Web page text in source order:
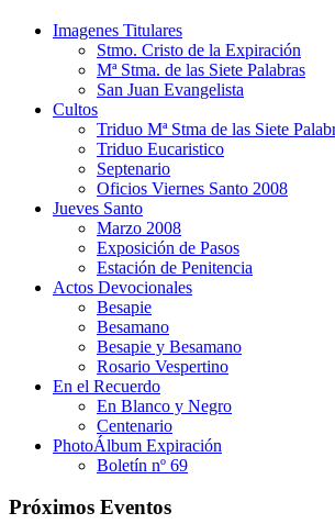
Imagenes Titulares
Stmo. Cristo de la Expiración
Mª Stma. de las Siete Palabras
San Juan Evangelista
Cultos
Triduo Mª Stma de las Siete
Triduo Eucaristico
Septenario
Oficios Viernes Santo 2008
Jueves Santo
Marzo 2008
Exposición de Pasos
Estación de Penitencia
Actos Devocionales
Besapie
Besamano
Besapie y Besamano
Rosario Vespertino
En el Recuerdo
En Blanco y Negro
Centenario
PhotoÁlbum Expiración
Boletín nº 69
Próximos Eventos